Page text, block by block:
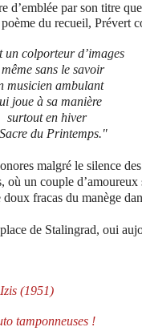
d’emblée par son titre
du recueil, Prévert
un colporteur d’images
même sans le savoir
musicien ambulant
joue à sa manière
surtout en hiver
du Printemps."
malgré le silence
un couple d’amoureux
fracas du manège
de Stalingrad, oui
(1951)
tamponneuses !